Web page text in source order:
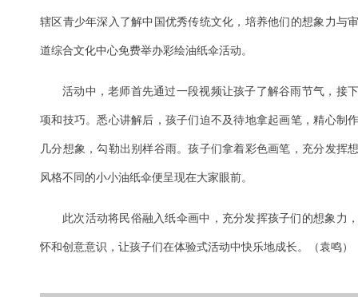
辖区青少年深入了解中国优秀传统文化，培养他们的想象力与
道综合文化中心免费举办彩绘油纸伞活动。
活动中，老师首先通过一段视频让孩子了解谷雨节气，接
项和技巧。悉心讲解后，孩子们迫不及待地拿起画笔，精心制
几分想象，勾勒出别样谷雨。孩子们拿着彩色画笔，充分发挥
风格不同的小小油纸伞便呈现在大家眼前。
此次活动将民俗融入纸伞画中，充分发挥孩子们的想象力
怀和创意意识，让孩子们在体验式活动中快乐地成长。（袁鸣）